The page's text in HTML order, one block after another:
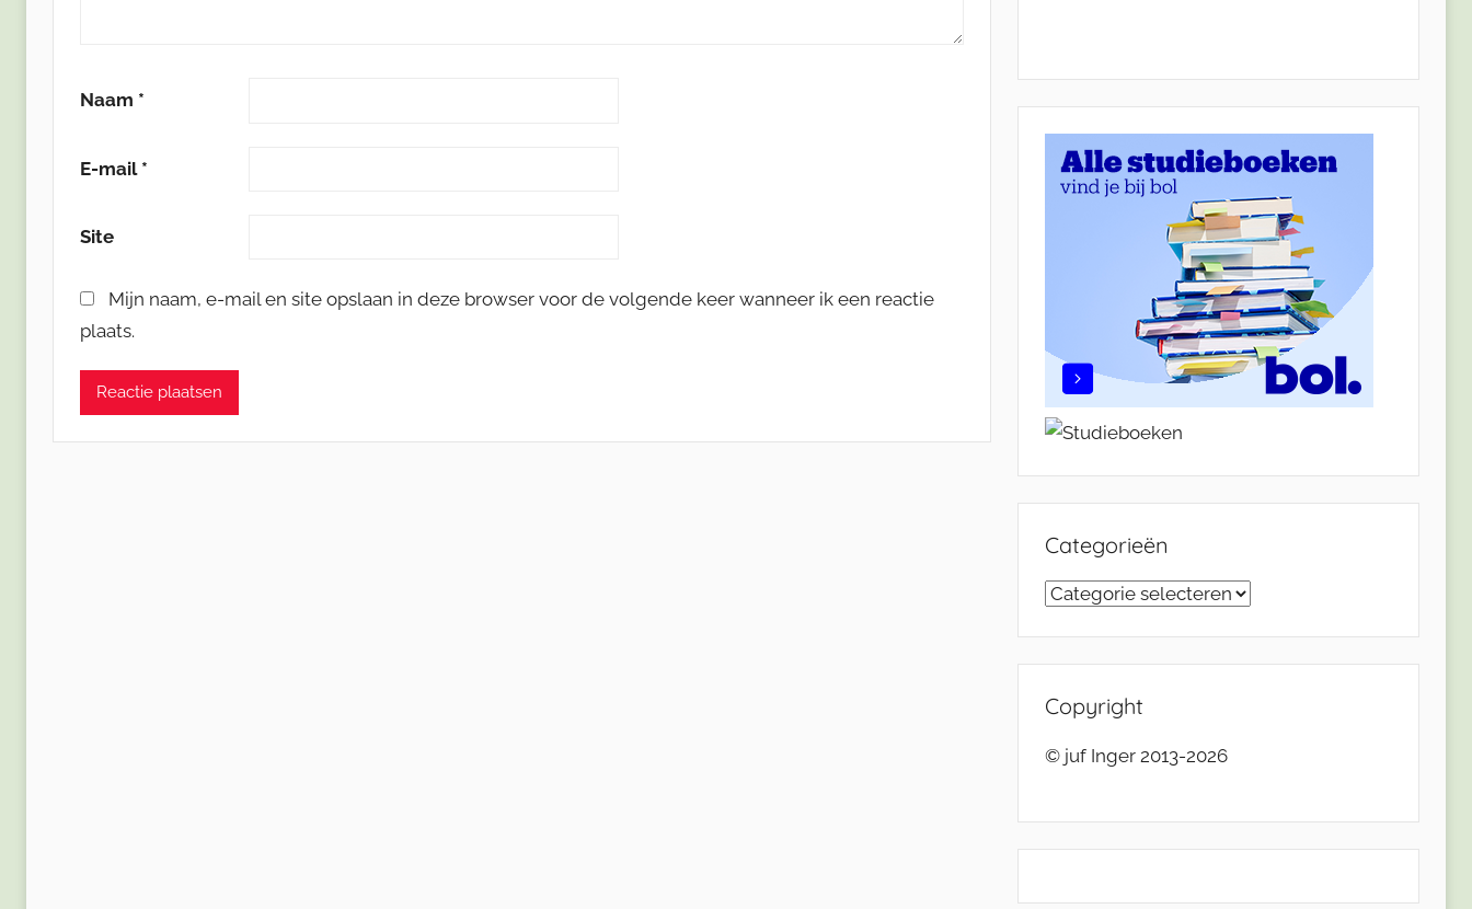
Naam *
E-mail *
Site
Mijn naam, e-mail en site opslaan in deze browser voor de volgende keer wanneer ik een reactie
plaats.
Categorieën
Categorieën
Copyright
© juf Inger 2013-2026